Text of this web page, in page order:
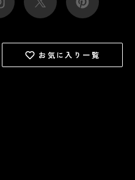
お気に入り一覧